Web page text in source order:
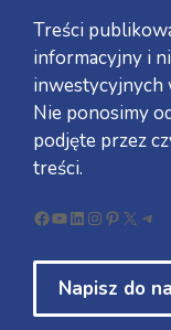
Treści
informacyjny i
inwestycyjnych
Nie ponosimy
podjęte przez
treści.
Facebook
YouTube
LinkedIn
Instagram
Pinterest
X
Napisz do